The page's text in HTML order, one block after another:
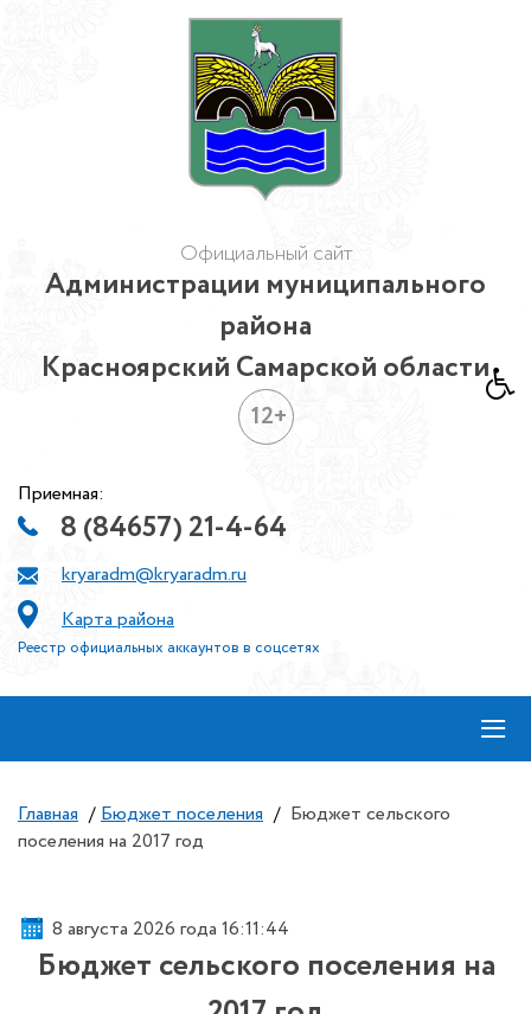
Официальный сайт
Администрации муниципального
района
Красноярский Самарской области
12+
Приемная:
8 (84657) 21-4-64
kryaradm@kryaradm.ru
Карта района
Реестр официальных аккаунтов в соцсетях
≡
Главная / Бюджет поселения / Бюджет сельского
поселения на 2017 год
8 августа 2026 года 16:11:44
Бюджет сельского поселения на